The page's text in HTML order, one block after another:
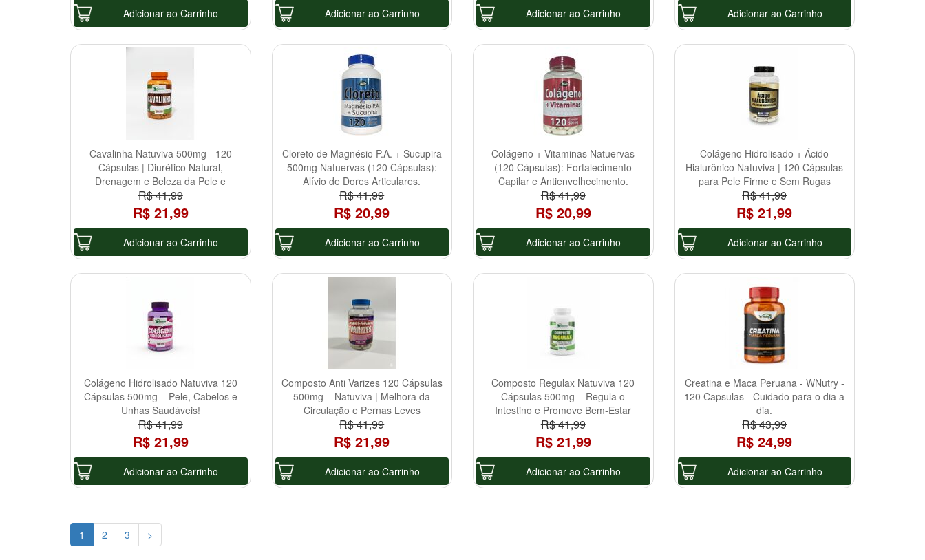
Adicionar ao Carrinho Adicionar ao Carrinho Adicionar ao Carrinho Adicionar ao Carrinho
Cavalinha Natuviva 500mg - 120
Cápsulas | Diurético Natural,
Drenagem e Beleza da Pele e
Cabelo
R$ 41,99
R$ 21,99
Adicionar ao Carrinho
Cloreto de Magnésio P.A. + Sucupira
500mg Natuervas (120 Cápsulas):
Alívio de Dores Articulares.
R$ 41,99
R$ 20,99
Adicionar ao Carrinho
Colágeno + Vitaminas Natuervas
(120 Cápsulas): Fortalecimento
Capilar e Antienvelhecimento.
R$ 41,99
R$ 20,99
Adicionar ao Carrinho
Colágeno Hidrolisado + Ácido
Hialurônico Natuviva | 120 Cápsulas
para Pele Firme e Sem Rugas
R$ 41,99
R$ 21,99
Adicionar ao Carrinho
Colágeno Hidrolisado Natuviva 120
Cápsulas 500mg – Pele, Cabelos e
Unhas Saudáveis!
R$ 41,99
R$ 21,99
Adicionar ao Carrinho
Composto Anti Varizes 120 Cápsulas
500mg – Natuviva | Melhora da
Circulação e Pernas Leves
R$ 41,99
R$ 21,99
Adicionar ao Carrinho
Composto Regulax Natuviva 120
Cápsulas 500mg – Regula o
Intestino e Promove Bem-Estar
Digestivo!
R$ 41,99
R$ 21,99
Adicionar ao Carrinho
Creatina e Maca Peruana - WNutry -
120 Capsulas - Cuidado para o dia a
dia.
R$ 43,99
R$ 24,99
Adicionar ao Carrinho
1 2 3 >